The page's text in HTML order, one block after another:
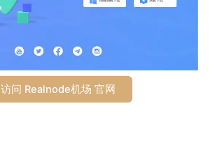
访问 Realnode机场 官网